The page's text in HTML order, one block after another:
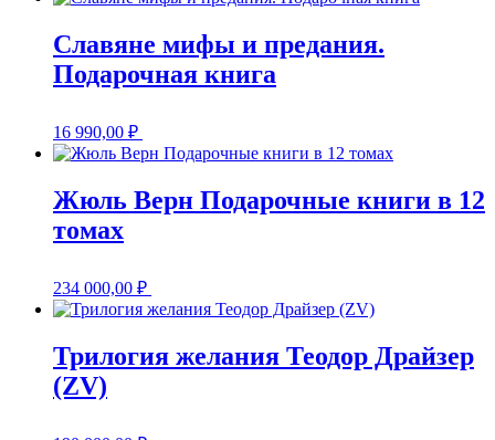
Славяне мифы и предания.
Подарочная книга
16 990,00 ₽
Жюль Верн Подарочные книги в 12
томах
234 000,00 ₽
Трилогия желания Теодор Драйзер
(ZV)